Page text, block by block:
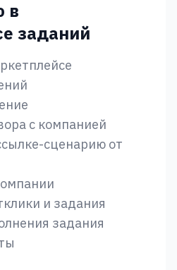
в
заданий
с компанией
сценарию от
и задания
задания